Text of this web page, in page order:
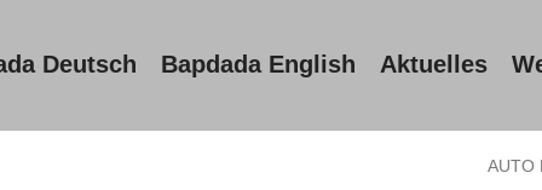
Deutsch Bapdada English Aktuelles
AUTO